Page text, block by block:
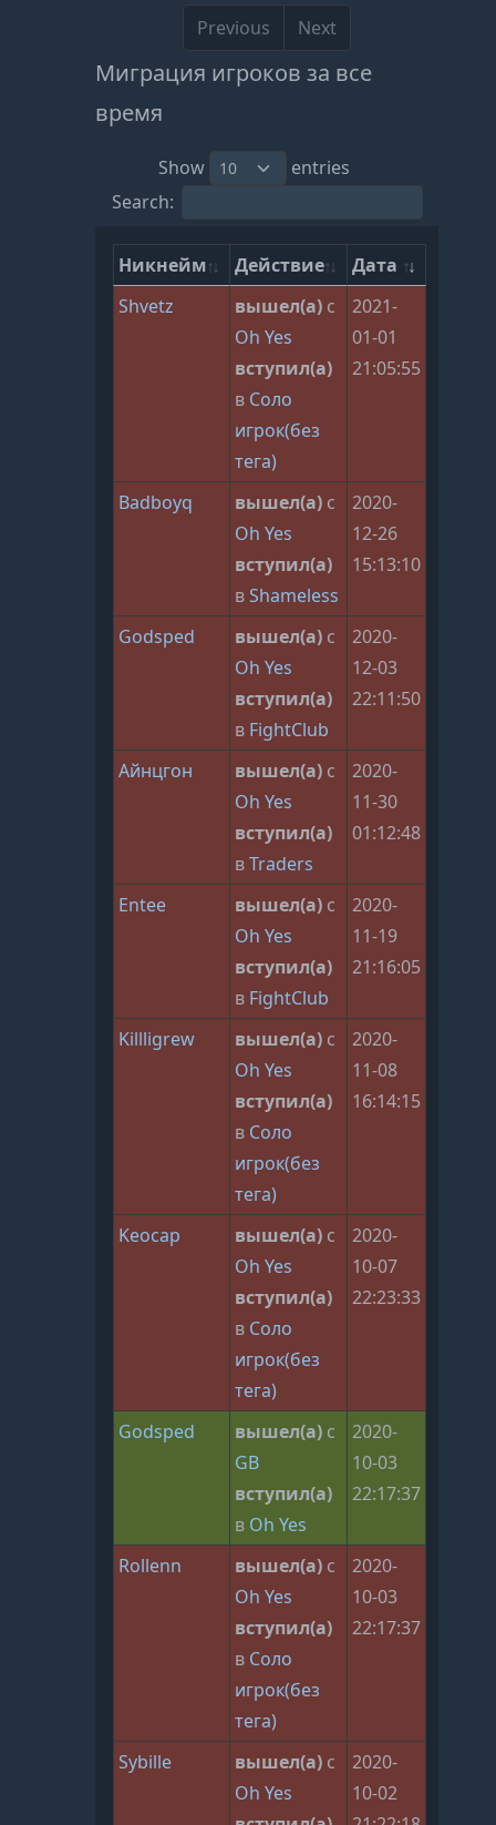
Previous
Next
Миграция игроков за все
время
Show
entries
Search:
Никнейм Действие
Дата
Shvetz
вышел(а) с
Oh Yes
вступил(а)
в Соло
игрок(без
тега)
2021-
01-01
21:05:55
Badboyq вышел(а) с
Oh Yes
вступил(а)
вShameless
2020-
12-26
15:13:10
Godsped вышел(а) с
Oh Yes
вступил(а)
в FightClub
2020-
12-03
22:11:50
Айнцгон вышел(а) с
Oh Yes
вступил(а)
вTraders
2020-
11-30
01:12:48
Entee вышел(а) с
Oh Yes
вступил(а)
в FightClub
2020-
11-19
21:16:05
Killligrew вышел(а) с
Oh Yes
вступил(а)
в Соло
игрок(без
тега)
2020-
11-08
16:14:15
Keocap вышел(а) с
Oh Yes
вступил(а)
в Соло
игрок(без
тега)
2020-
10-07
22:23:33
Godsped вышел(а) с
GB
вступил(а)
в Oh Yes
2020-
10-03
22:17:37
Rollenn вышел(а) с
Oh Yes
вступил(а)
в Соло
игрок(без
тега)
2020-
10-03
22:17:37
Sybille вышел(а) с
Oh Yes
2020-
10-02